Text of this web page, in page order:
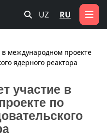
UZ RU
в международном проекте
ядерного реактора
участие в
по